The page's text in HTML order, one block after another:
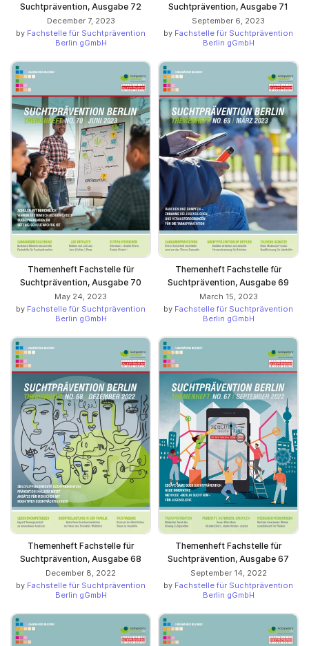
Suchtprävention, Ausgabe 72
December 7, 2023
by Fachstelle für Suchtprävention
Berlin gGmbH
Suchtprävention, Ausgabe 71
September 6, 2023
by Fachstelle für Suchtprävention
Berlin gGmbH
Themenheft Fachstelle für
Suchtprävention, Ausgabe 70
May 24, 2023
by Fachstelle für Suchtprävention
Berlin gGmbH
Themenheft Fachstelle für
Suchtprävention, Ausgabe 69
March 15, 2023
by Fachstelle für Suchtprävention
Berlin gGmbH
Themenheft Fachstelle für
Suchtprävention, Ausgabe 68
December 8, 2022
by Fachstelle für Suchtprävention
Berlin gGmbH
Themenheft Fachstelle für
Suchtprävention, Ausgabe 67
September 14, 2022
by Fachstelle für Suchtprävention
Berlin gGmbH